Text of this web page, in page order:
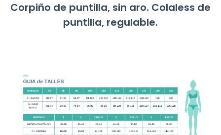
Corpiño de puntilla, sin aro. Colaless de
puntilla, regulable.